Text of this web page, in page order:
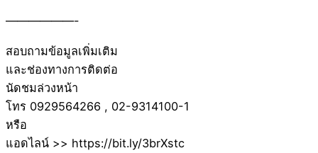
——————-
สอบถามข้อมูลเพิ่มเติม
และช่องทางการติดต่อ
นัดชมล่วงหน้า
โทร 0929564266 , 02-9314100-1
หรือ
แอดไลน์ >> https://bit.ly/3brXstc